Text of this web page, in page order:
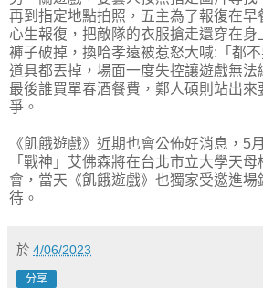
再到指定地點拍照，五主為了報復在早
心生報復，把敵隊的衣服搶走還穿在身
褲子破掉，換哈孝遠被惹怒大喊:「都
道具都丟掉，場面一度失控讓遊戲無法
最後誰買單春酒餐費，鄭人碩則站出來
爭。
《飢餓遊戲》近期也會公佈好消息，5
「戰神」艾佛森將在台北市立大學天
會，當天《飢餓遊戲》也獨家受邀進場
待。
於 4/06/2023
分享